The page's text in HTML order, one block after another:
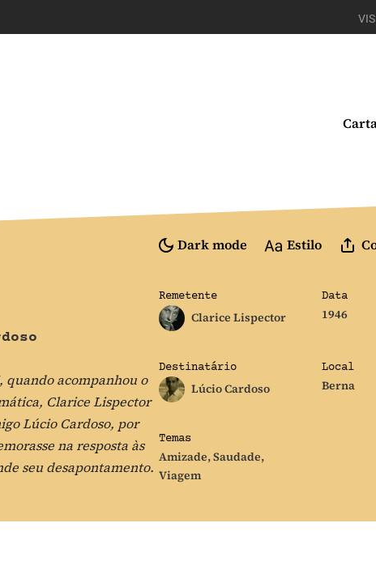
quando acompanhou o
Clarice Lispector
Lúcio Cardoso, por
na resposta às
seu desapontamento.
Remetente
Clarice Lispector
Data
1946
Destinatário
Lúcio Cardoso
Local
Berna
Temas
Amizade,Saudade,
Viagem
Dark mode Estilo